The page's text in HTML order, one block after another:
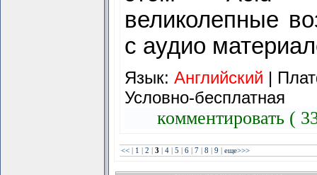
великолепные
с аудио
Язык:Английский |
Условно-бесплатная
комментировать (
<<| 1 2 3 4 5 6 7 8 9 еще>>>